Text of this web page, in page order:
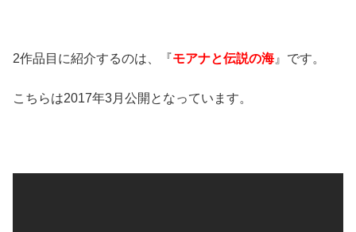
2作品目に紹介するのは、『モアナと伝説の海』です。
こちらは2017年3月公開となっています。